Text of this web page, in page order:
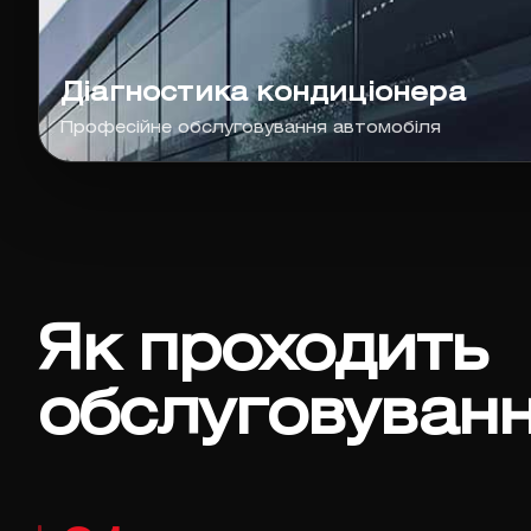
Діагностика кондиціонера
Професійне обслуговування автомобіля
Як проходить